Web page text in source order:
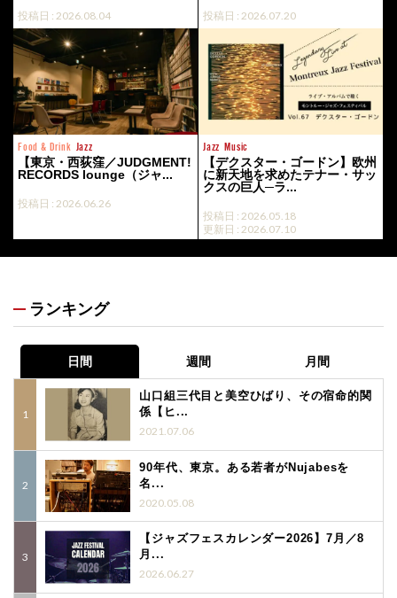
投稿日 : 2026.08.04 投稿日 : 2026.07.20
Food & Drink Jazz
【東京・西荻窪／JUDGMENT!
RECORDS lounge（ジャ...
投稿日 : 2026.06.26
Jazz Music
【デクスター・ゴードン】欧州
に新天地を求めたテナー・サッ
クスの巨人─ラ...
投稿日 : 2026.05.18
更新日 : 2026.07.10
ランキング
日間 週間 月間
山口組三代目と美空ひばり、その宿命的関
係【ヒ...
2021.07.06
90年代、東京。ある若者がNujabesを
名...
2020.05.08
【ジャズフェスカレンダー2026】7月／8
月...
2026.06.27